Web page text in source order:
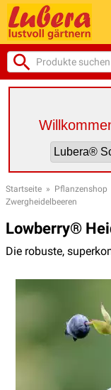
Startseite » Pflanzenshop
Zwergheidelbeeren
Lowberry®
Die robuste,